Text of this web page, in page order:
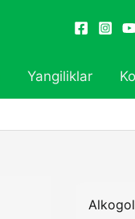
Yangiliklar